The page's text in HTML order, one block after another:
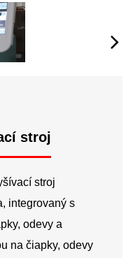
stroj
stroj
integrovaný s
odevy a
na čiapky, odevy